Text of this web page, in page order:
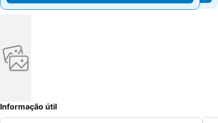
Informação útil